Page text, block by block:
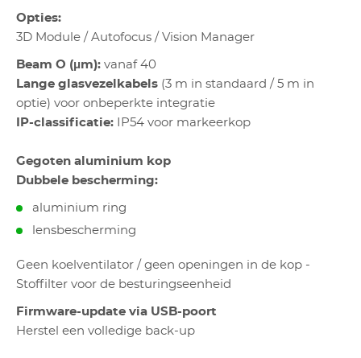
Opties:
3D Module / Autofocus / Vision Manager
Beam O (μm): vanaf 40
Lange glasvezelkabels (3 m in standaard / 5 m in
optie) voor onbeperkte integratie
IP-classificatie:
IP54 voor markeerkop
Gegoten aluminium kop
Dubbele bescherming:
aluminium ring
lensbescherming
Geen koelventilator / geen openingen in de kop -
Stoffilter voor de besturingseenheid
Firmware-update via USB-poort
Herstel een volledige back-up